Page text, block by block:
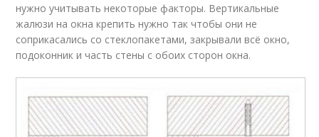
нужно учитывать некоторые факторы. Вертикальные
жалюзи на окна крепить нужно так чтобы они не
соприкасались со стеклопакетами, закрывали всё окно,
подоконник и часть стены с обоих сторон окна.